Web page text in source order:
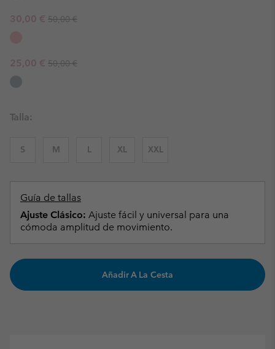
Sale price:
30,00 € Regular price:
50,00 €
Sale price:
25,00 € Regular price:
50,00 €
Talla:
S M L XL XXL
Guía de tallas
Ajuste Clásico: Ajuste fácil y universal para una
cómoda amplitud de movimiento.
Añadir A La Cesta